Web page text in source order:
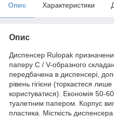
Опис Характеристики
Опис
Диспенсер Rulopak
паперу С / V-образного
передбачена в диспенсері,
рівень гігієни (торкаєтеся
користуватися). Економія 50-
туалетним папером. Корпус
пластика. Місткість